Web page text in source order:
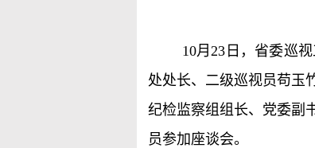
10月 23 日，省委巡
处处长、二级巡视员苟玉
纪检监察组组长、党委副
员参加座谈会。